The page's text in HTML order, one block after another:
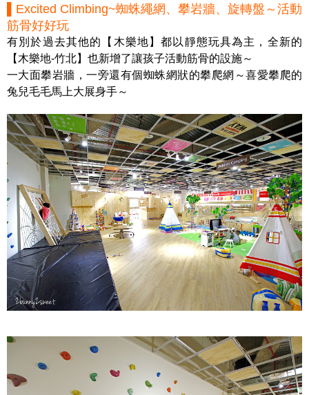
▌Excited Climbing~蜘蛛繩網、攀岩牆、旋轉盤～活動
筋骨好好玩
有別於過去其他的【木樂地】都以靜態玩具為主，全新的
【木樂地-竹北】也新增了讓孩子活動筋骨的設施～
一大面攀岩牆，一旁還有個蜘蛛網狀的攀爬網～喜愛攀爬的
兔兒毛毛馬上大展身手～